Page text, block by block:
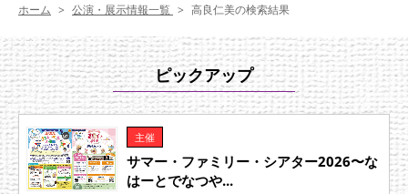
ホーム 公演・展示情報一覧 高良仁美の検索結果
ピックアップ
主催
サマー・ファミリー・シアター2026〜な
はーとでなつや...